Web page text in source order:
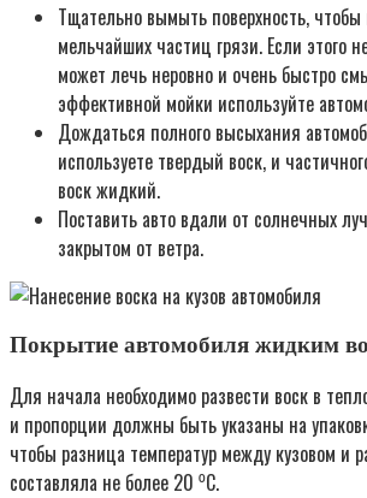
Тщательно вымыть поверхность,
мельчайших частиц грязи. Если этого
может лечь неровно и очень быстро
эффективной мойки используйте
Дождаться полного высыхания
используете твердый воск, и
воск жидкий.
Поставить авто вдали от солнечных
закрытом от ветра.
Покрытие автомобиля жидким
Для начала необходимо развести воск в
и пропорции должны быть указаны на
чтобы разница температур между кузовом и
составляла не более 20 ⁰С.